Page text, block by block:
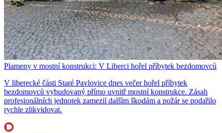
Plameny v mostní konstrukci: V Liberci hořel příbytek bezdomovců
V liberecké části Staré Pavlovice dnes večer hořel příbytek
bezdomovců vybudovaný přímo uvnitř mostní konstrukce. Zásah
profesionálních jednotek zamezil dalším škodám a požár se podařilo
rychle zlikvidovat.